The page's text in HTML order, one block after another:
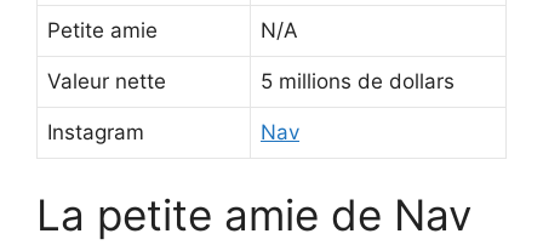
Petite amie N/A
Valeur nette 5 millions de dollars
Instagram Nav
La petite amie de Nav